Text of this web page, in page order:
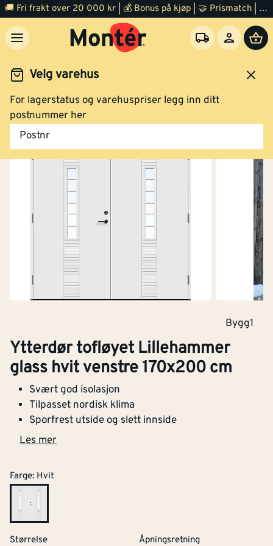
🚚 Fri frakt over 20 000 kr | 💰 Bonus på kjøp | 🤝 Prismatch | ⭐ 100% fornøyd garanti | 🏪 140 byggevarehus
Velg varehus
For lagerstatus og varehuspriser legg inn ditt
postnummer her
Postnr
Dør Ytterdør
Bygg1
Ytterdør tofløyet Lillehammer
glass hvit venstre 170x200 cm
Svært god isolasjon
Tilpasset nordisk klima
Sporfrest utside og slett innside
Les mer
Farge: Hvit
Størrelse Åpningsretning